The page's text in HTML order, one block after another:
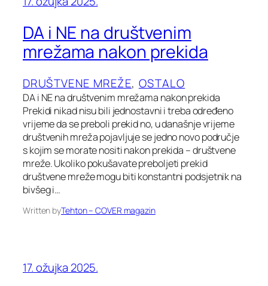
DA i NE na društvenim
mrežama nakon prekida
DRUŠTVENE MREŽE, OSTALO
DA i NE na društvenim mrežama nakon prekida
Prekidi nikad nisu bili jednostavni i treba određeno
vrijeme da se preboli prekid no, u današnje vrijeme
društvenih mreža pojavljuje se jedno novo područje
s kojim se morate nositi nakon prekida – društvene
mreže. Ukoliko pokušavate preboljeti prekid
društvene mreže mogu biti konstantni podsjetnik na
bivšeg i…
Written byTehton – COVER magazin
17. ožujka 2025.